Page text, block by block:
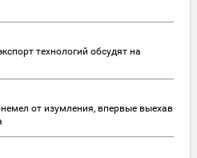
технологий обсудят на
от изумления, впервые выехав